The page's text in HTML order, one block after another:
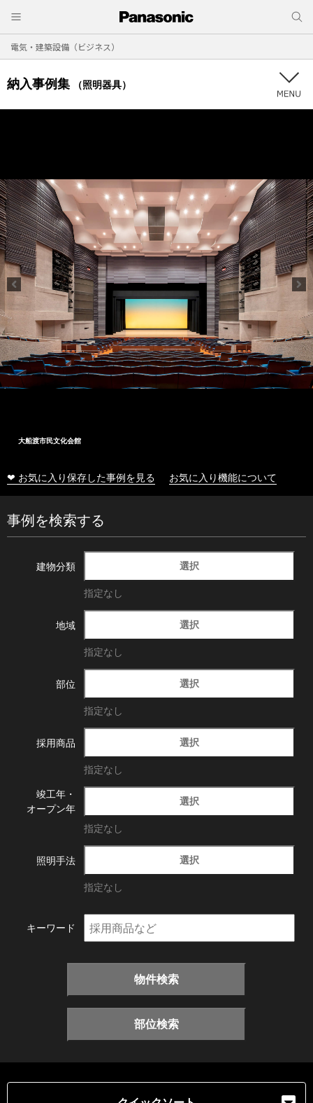
電気・建築設備（ビジネス）
納入事例集 （照明器具）
大船渡市民文化会館
❤ お気に入り保存した事例を見る お気に入り機能について
事例を検索する
建物分類 選択
指定なし
地域 選択
指定なし
部位 選択
指定なし
採用商品 選択
指定なし
竣工年・
オープン年
選択
指定なし
照明手法 選択
指定なし
キーワード
物件検索
部位検索